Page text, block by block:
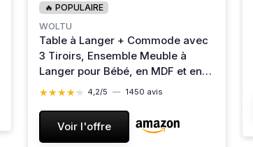
🔥 POPULAIRE
WOLTU
Table à Langer + Commode avec
3 Tiroirs, Ensemble Meuble à
Langer pour Bébé, en MDF et en
Bois d'Ingénierie, Blanc + Chêne
★★★★★
★★★★★ 4,2/5 — 1450 avis
Voir l'offre